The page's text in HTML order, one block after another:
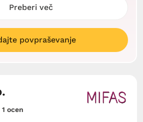
Preberi več
povpraševanje
1 ocen